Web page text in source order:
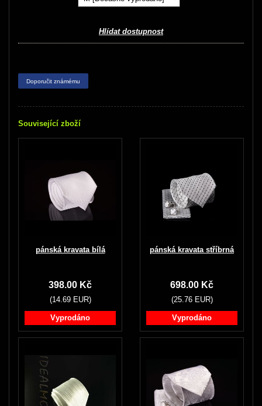
Hlídat dostupnost
Doporučit známému
Související zboží
pánská kravata bílá
398.00 Kč
(14.69 EUR)
Vyprodáno
pánská kravata stříbrná
698.00 Kč
(25.76 EUR)
Vyprodáno